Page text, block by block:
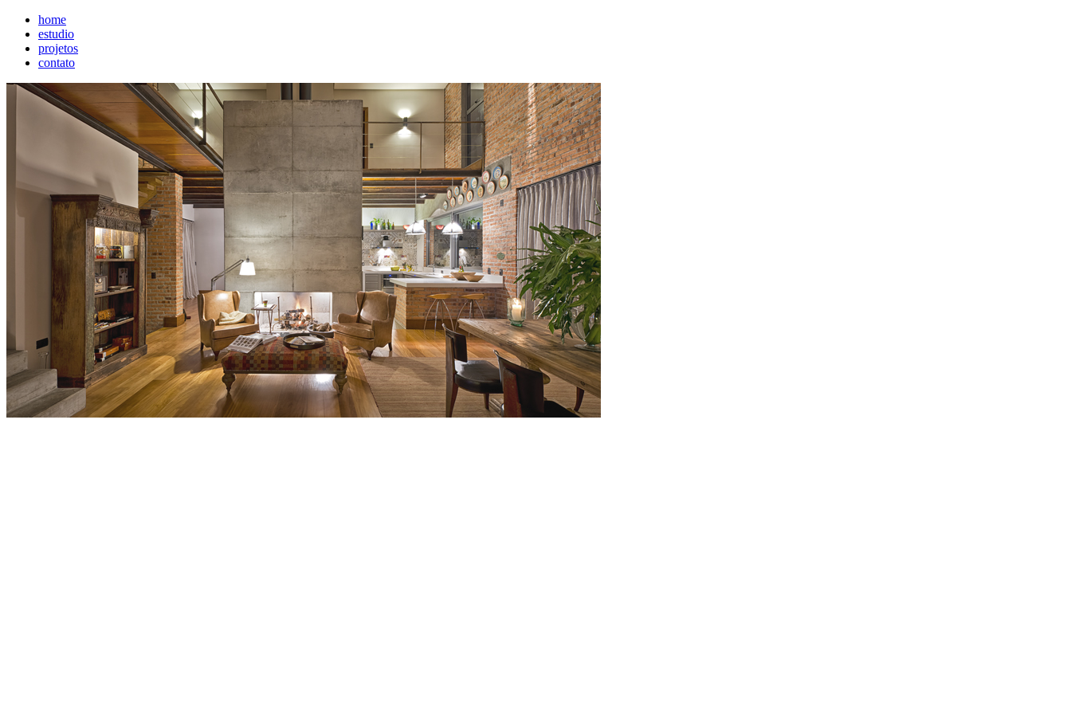
home
estudio
projetos
contato